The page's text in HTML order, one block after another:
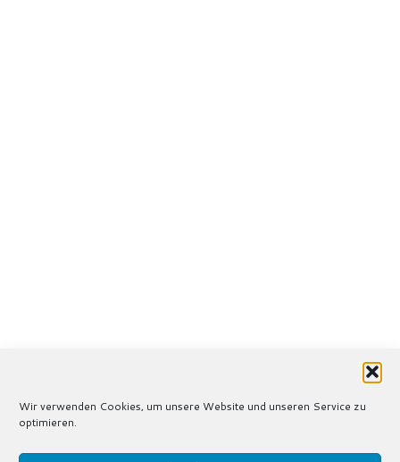
Wir verwenden Cookies, um unsere Website und unseren Service zu
optimieren.